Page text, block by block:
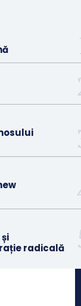
radicală